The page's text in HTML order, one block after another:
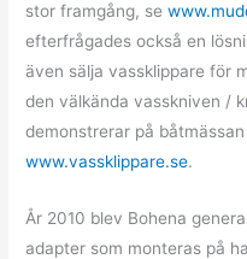
stor framgång, se
efterfrågades också en
även sälja vassklippare för
den välkända vasskniven /
demonstrerar på
www.vassklippare.se.
År 2010 blev Bohena
adapter som monteras på